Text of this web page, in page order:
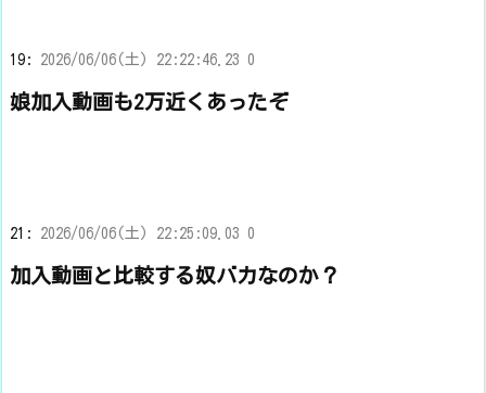
19: 2026/06/06(土) 22:22:46.23 0
娘加入動画も2万近くあったぞ
21: 2026/06/06(土) 22:25:09.03 0
加入動画と比較する奴バカなのか？